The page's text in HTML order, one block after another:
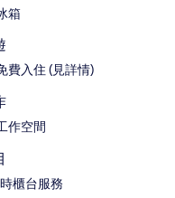
箱
費入住 (見詳情)
作空間
櫃台服務